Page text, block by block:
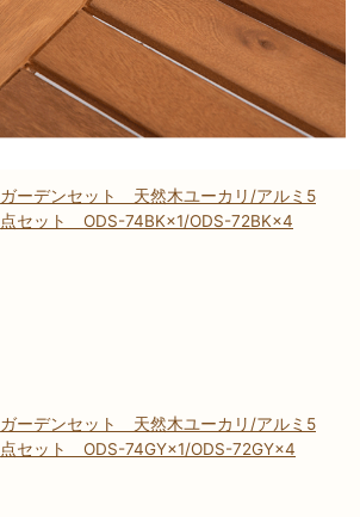
ガーデンセット 天然木ユーカリ/アルミ5
点セット ODS-74BK×1/ODS-72BK×4
ガーデンセット 天然木ユーカリ/アルミ5
点セット ODS-74GY×1/ODS-72GY×4